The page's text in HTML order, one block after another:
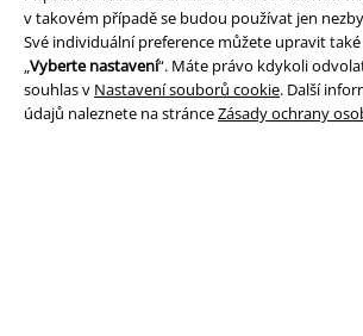
v takovém případě se budou používat jen
Své individuální preference můžete upravit
„Vyberte nastavení“. Máte právo kdykoli
souhlas v Nastavení souborů cookie. Další
údajů naleznete na stránceZásady ochrany
Způsoby platby